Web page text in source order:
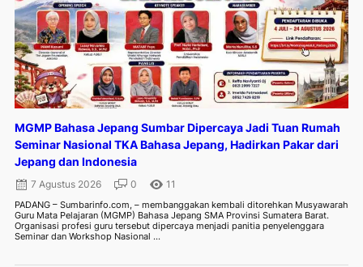
MGMP Bahasa Jepang Sumbar Dipercaya Jadi Tuan Rumah
Seminar Nasional TKA Bahasa Jepang, Hadirkan Pakar dari
Jepang dan Indonesia
7 Agustus 2026 0 11
PADANG – Sumbarinfo.com, – membanggakan kembali ditorehkan Musyawarah
Guru Mata Pelajaran (MGMP) Bahasa Jepang SMA Provinsi Sumatera Barat.
Organisasi profesi guru tersebut dipercaya menjadi panitia penyelenggara
Seminar dan Workshop Nasional ...